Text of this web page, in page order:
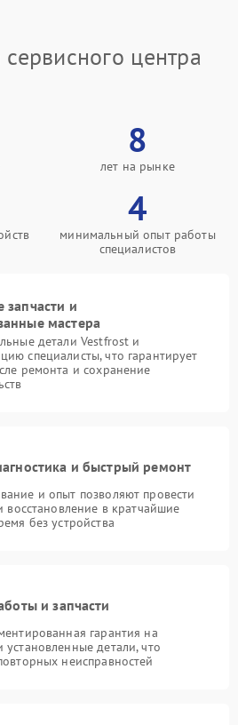
центра
8
лет на рынке
4
минимальный опыт работы
специалистов
и
мастера
детали Vestfrost и
специалисты, что гарантирует
ремонта и сохранение
и быстрый ремонт
и опыт позволяют провести
восстановление в кратчайшие
без устройства
и запчасти
гарантия на
детали, что
неисправностей